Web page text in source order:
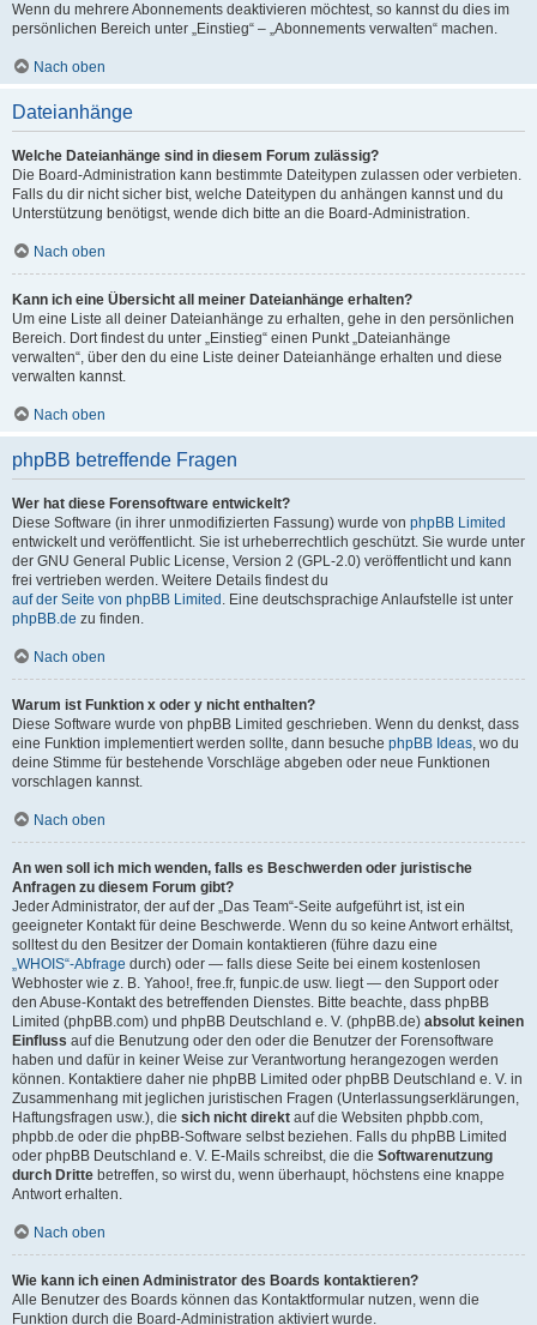
Wenn du mehrere Abonnements deaktivieren möchtest, so kannst du dies im
persönlichen Bereich unter „Einstieg“ – „Abonnements verwalten“ machen.
Nach oben
Dateianhänge
Welche Dateianhänge sind in diesem Forum zulässig?
Die Board-Administration kann bestimmte Dateitypen zulassen oder verbieten.
Falls du dir nicht sicher bist, welche Dateitypen du anhängen kannst und du
Unterstützung benötigst, wende dich bitte an die Board-Administration.
Nach oben
Kann ich eine Übersicht all meiner Dateianhänge erhalten?
Um eine Liste all deiner Dateianhänge zu erhalten, gehe in den persönlichen
Bereich. Dort findest du unter „Einstieg“ einen Punkt „Dateianhänge
verwalten“, über den du eine Liste deiner Dateianhänge erhalten und diese
verwalten kannst.
Nach oben
phpBB betreffende Fragen
Wer hat diese Forensoftware entwickelt?
Diese Software (in ihrer unmodifizierten Fassung) wurde von phpBB Limited
entwickelt und veröffentlicht. Sie ist urheberrechtlich geschützt. Sie wurde unter
der GNU General Public License, Version 2 (GPL-2.0) veröffentlicht und kann
frei vertrieben werden. Weitere Details findest du
auf der Seite von phpBB Limited . Eine deutschsprachige Anlaufstelle ist unter
phpBB.de zu finden.
Nach oben
Warum ist Funktion x oder y nicht enthalten?
Diese Software wurde von phpBB Limited geschrieben. Wenn du denkst, dass
eine Funktion implementiert werden sollte, dann besuche phpBB Ideas, wo du
deine Stimme für bestehende Vorschläge abgeben oder neue Funktionen
vorschlagen kannst.
Nach oben
An wen soll ich mich wenden, falls es Beschwerden oder juristische
Anfragen zu diesem Forum gibt?
Jeder Administrator, der auf der „Das Team“-Seite aufgeführt ist, ist ein
geeigneter Kontakt für deine Beschwerde. Wenn du so keine Antwort erhältst,
solltest du den Besitzer der Domain kontaktieren (führe dazu eine
„WHOIS“-Abfrage durch) oder — falls diese Seite bei einem kostenlosen
Webhoster wie z. B. Yahoo!, free.fr, funpic.de usw. liegt — den Support oder
den Abuse-Kontakt des betreffenden Dienstes. Bitte beachte, dass phpBB
Limited (phpBB.com) und phpBB Deutschland e. V. (phpBB.de) absolut keinen
Einfluss auf die Benutzung oder den oder die Benutzer der Forensoftware
haben und dafür in keiner Weise zur Verantwortung herangezogen werden
können. Kontaktiere daher nie phpBB Limited oder phpBB Deutschland e. V. in
Zusammenhang mit jeglichen juristischen Fragen (Unterlassungserklärungen,
Haftungsfragen usw.), die sich nicht direkt auf die Websiten phpbb.com,
phpbb.de oder die phpBB-Software selbst beziehen. Falls du phpBB Limited
oder phpBB Deutschland e. V. E-Mails schreibst, die die Softwarenutzung
durch Dritte betreffen, so wirst du, wenn überhaupt, höchstens eine knappe
Antwort erhalten.
Nach oben
Wie kann ich einen Administrator des Boards kontaktieren?
Alle Benutzer des Boards können das Kontaktformular nutzen, wenn die
Funktion durch die Board-Administration aktiviert wurde.